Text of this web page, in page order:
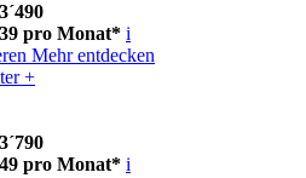
pro Monat* i
Mehr entdecken
+
pro Monat* i